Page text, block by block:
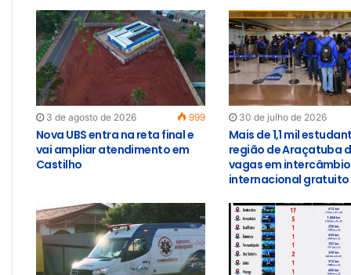
3 de agosto de 2026 999
Nova UBS entra na reta final e
vai ampliar atendimento em
Castilho
30 de julho de 2026
Mais de 1,1 mil
região de Araçatuba
vagas em intercâmbio
internacional gratuito